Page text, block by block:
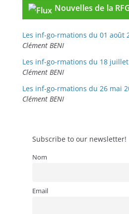
Nouvelles de la
Les inf-go-rmations du 01 août
Clément BENI
Les inf-go-rmations du 18
Clément BENI
Les inf-go-rmations du 26 mai
Clément BENI
Subscribe to our newsletter!
Nom
Email